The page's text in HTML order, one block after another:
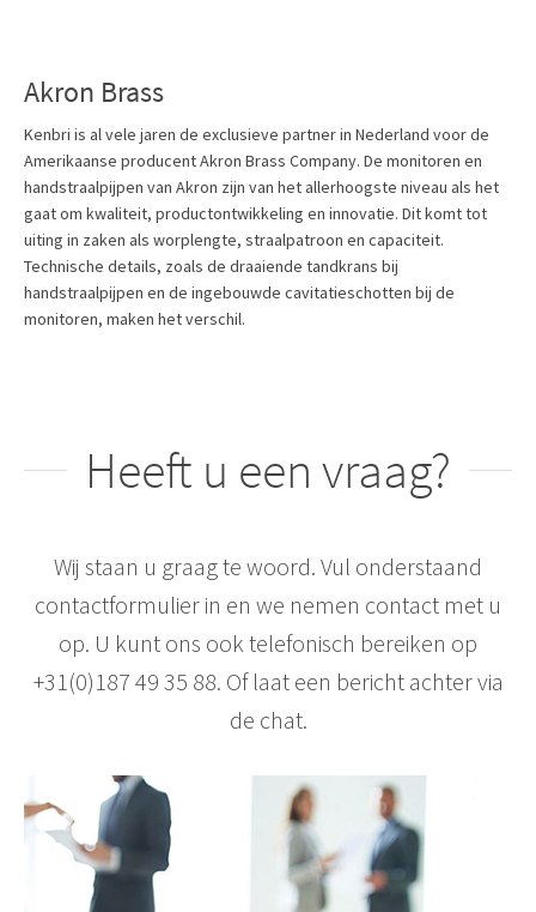
Akron Brass
Kenbri is al vele jaren de exclusieve partner in Nederland voor de
Amerikaanse producent Akron Brass Company. De monitoren en
handstraalpijpen van Akron zijn van het allerhoogste niveau als het
gaat om kwaliteit, productontwikkeling en innovatie. Dit komt tot
uiting in zaken als worplengte, straalpatroon en capaciteit.
Technische details, zoals de draaiende tandkrans bij
handstraalpijpen en de ingebouwde cavitatieschotten bij de
monitoren, maken het verschil.
Heeft u een vraag?
Wij staan u graag te woord. Vul onderstaand
contactformulier in en we nemen contact met u
op. U kunt ons ook telefonisch bereiken op
+31(0)187 49 35 88. Of laat een bericht achter via
de chat.